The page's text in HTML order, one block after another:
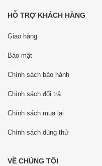
HỖ TRỢ KHÁCH HÀNG
Giao hàng
Bảo mật
Chính sách bảo hành
Chính sách đổi trả
Chính sách mua lại
Chính sách dùng thử
VỀ CHÚNG TÔI